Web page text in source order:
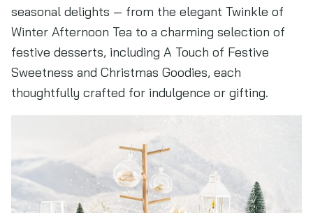
seasonal delights — from the elegant Twinkle of
Winter Afternoon Tea to a charming selection of
festive desserts, including A Touch of Festive
Sweetness and Christmas Goodies, each
thoughtfully crafted for indulgence or gifting.